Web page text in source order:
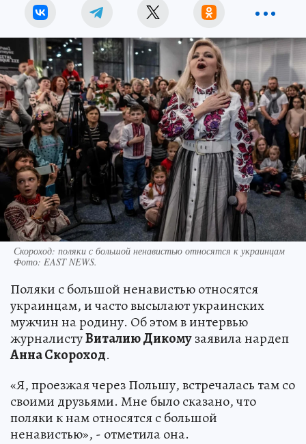
Скороход: поляки с большой ненавистью относятся к украинцам
Фото: EAST NEWS.
Поляки с большой ненавистью относятся
украинцам, и часто высылают украинских
мужчин на родину. Об этом в интервью
журналистуВиталию Дикомузаявила нардеп
Анна Скороход.
«Я, проезжая через Польшу, встречалась там со
своими друзьями. Мне было сказано, что
поляки к нам относятся с большой
ненавистью», - отметила она.